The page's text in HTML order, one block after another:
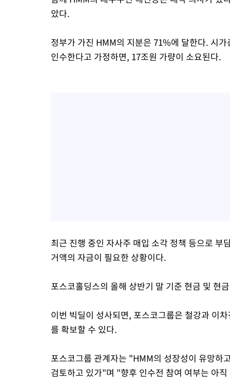
았다.
정부가 가진 HMM의 지분은 71%에 달한다. 시
인수한다고 가정하면, 17조원 가량이 소요된다.
최근 진행 중인 자사주 매입 소각 정책 등으로
거액의 자금이 필요한 상황이다.
포스코홀딩스의 올해 상반기 말 기준 현금 및 현
이번 빅딜이 성사되면, 포스코그룹은 철강과 이
를 확보할 수 있다.
포스코그룹 관계자는 "HMM의 성장성이 유망하
검토하고 있가"며 "향후 인수전 참여 여부는 아